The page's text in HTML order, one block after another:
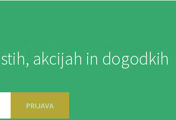
akcijah in dogodkih
PRIJAVA